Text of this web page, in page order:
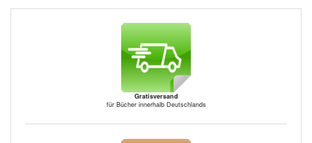
Gratisversand
für Bücher innerhalb Deutschlands